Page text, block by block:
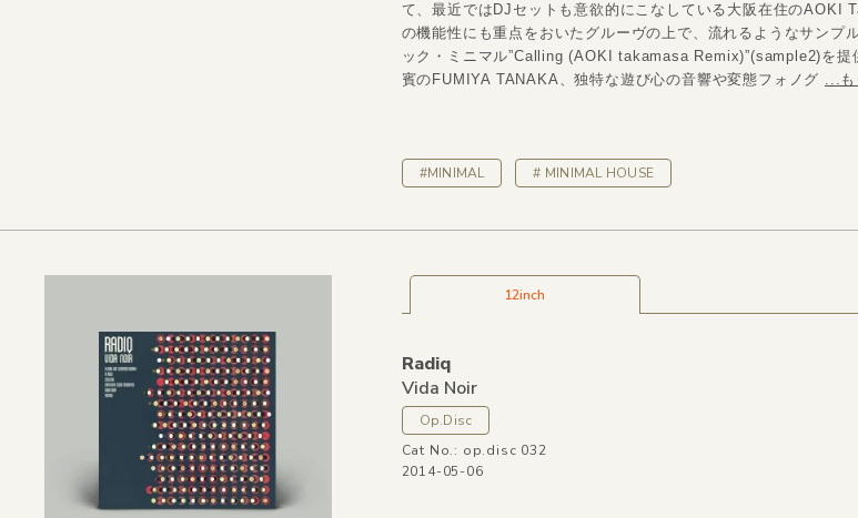
て、最近ではDJセットも意欲的にこなしている大阪在住のAOKI
の機能性にも重点をおいたグルーヴの上で、流れるようなサンプ
ック・ミニマル”Calling (AOKI takamasa Remix)”(sample2)を提
賓のFUMIYA TANAKA、独特な遊び心の音響や変態フォノグ ...も
#MINIMAL # MINIMAL HOUSE
12inch
Radiq
Vida Noir
Op.Disc
Cat No.: op.disc 032
2014-05-06